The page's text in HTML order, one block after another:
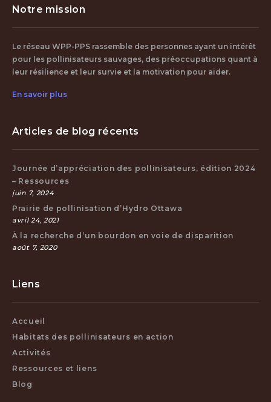
Notre mission
Le réseau WPP-PPS rassemble des personnes ayant un intérêt
pour les pollinisateurs sauvages, des préoccupations quant à
leur résilience et leur survie et la motivation pour aider.
En savoir plus
Articles de blog récents
Journée d’appréciation des pollinisateurs, édition 2024
– Ressources
juin 7, 2024
Prairie de pollinisation d’Hydro Ottawa
avril 24, 2021
À la recherche d’un bourdon en voie de disparition
août 7, 2020
Liens
Accueil
Habitats des pollinisateurs en action
Activités
Ressources et liens
Blog